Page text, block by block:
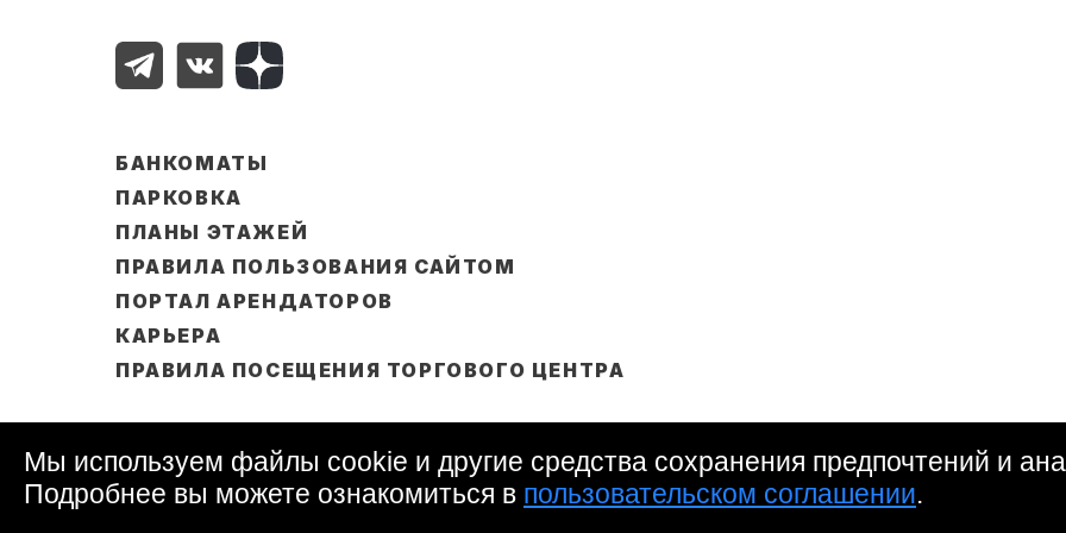
БАНКОМАТЫ
ПАРКОВКА
ПЛАНЫ ЭТАЖЕЙ
ПРАВИЛА ПОЛЬЗОВАНИЯ САЙТОМ
ПОРТАЛ АРЕНДАТОРОВ
КАРЬЕРА
ПРАВИЛА ПОСЕЩЕНИЯ ТОРГОВОГО ЦЕНТРА
Правила посещения ТРЦ «Каширская Плаза»
Политика в отношении обработки персональных данных